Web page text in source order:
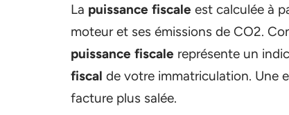
La puissance fiscale est calculée à
moteur et ses émissions de CO2.
puissance fiscale représente un
fiscal de votre immatriculation. Une
facture plus salée.